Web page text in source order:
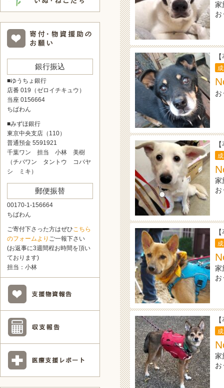
家
お
お
家
お
家
お
家
お
銀行振込
■ゆうちょ銀行
店番 019（ゼロイチキュウ）
当座 0156664
ちばわん
■みずほ銀行
東京中央支店（110）
普通預金 5591921
千葉ワン 担当 小林 美樹
（チバワン タントウ コバヤ
シ ミキ）
郵便振替
00170-1-156664
ちばわん
ご寄付下さった方はぜひこちら
のフォームより ご一報下さい
(お返事に3週間程お時間を頂い
ております)
担当：小林